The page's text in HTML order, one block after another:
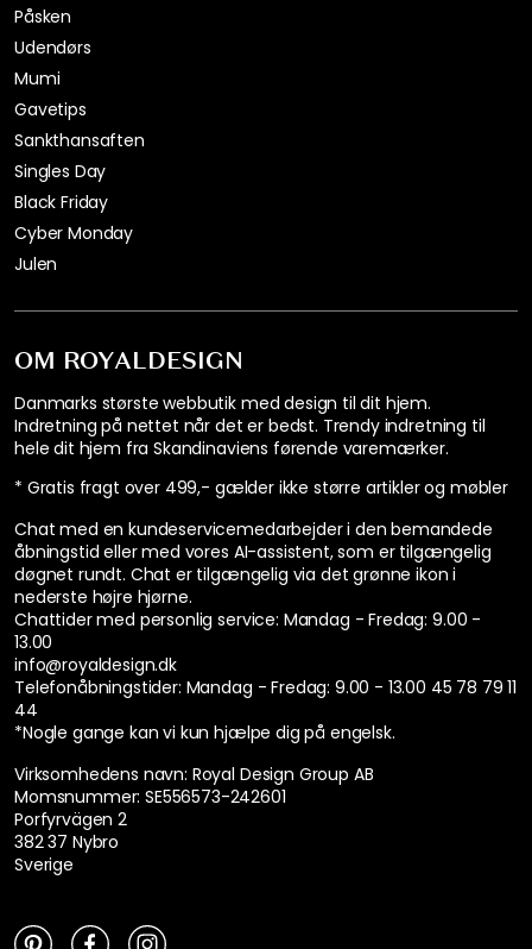
OM ROYALDESIGN
Danmarks største webbutik med design til dit hjem.
Indretning på nettet når det er bedst. Trendy indretning til
hele dit hjem fra Skandinaviens førende varemærker.
* Gratis fragt over 499,- gælder ikke større artikler og møbler
Chat med en kundeservicemedarbejder i den bemandede
åbningstid eller med vores AI-assistent, som er tilgængelig
døgnet rundt. Chat er tilgængelig via det grønne ikon i
nederste højre hjørne.
Chattider med personlig service: Mandag - Fredag: 9.00 -
13.00
info@royaldesign.dk
Telefonåbningstider: Mandag - Fredag: 9.00 - 13.00 45 78 79 11
44
*Nogle gange kan vi kun hjælpe dig på engelsk.
Virksomhedens navn: Royal Design Group AB
Momsnummer: SE556573-242601
Porfyrvägen 2
382 37 Nybro
Sverige
Påsken
Udendørs
Mumi
Gavetips
Sankthansaften
Singles Day
Black Friday
Cyber Monday
Julen